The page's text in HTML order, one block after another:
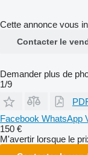
Cette annonce vous
Contacter le
Demander plus de
1/9
Facebook WhatsApp
150 €
M'avertir lorsque le